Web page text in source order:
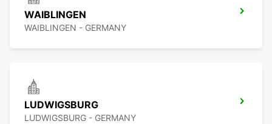
WAIBLINGEN
WAIBLINGEN - GERMANY
LUDWIGSBURG
LUDWIGSBURG - GERMANY